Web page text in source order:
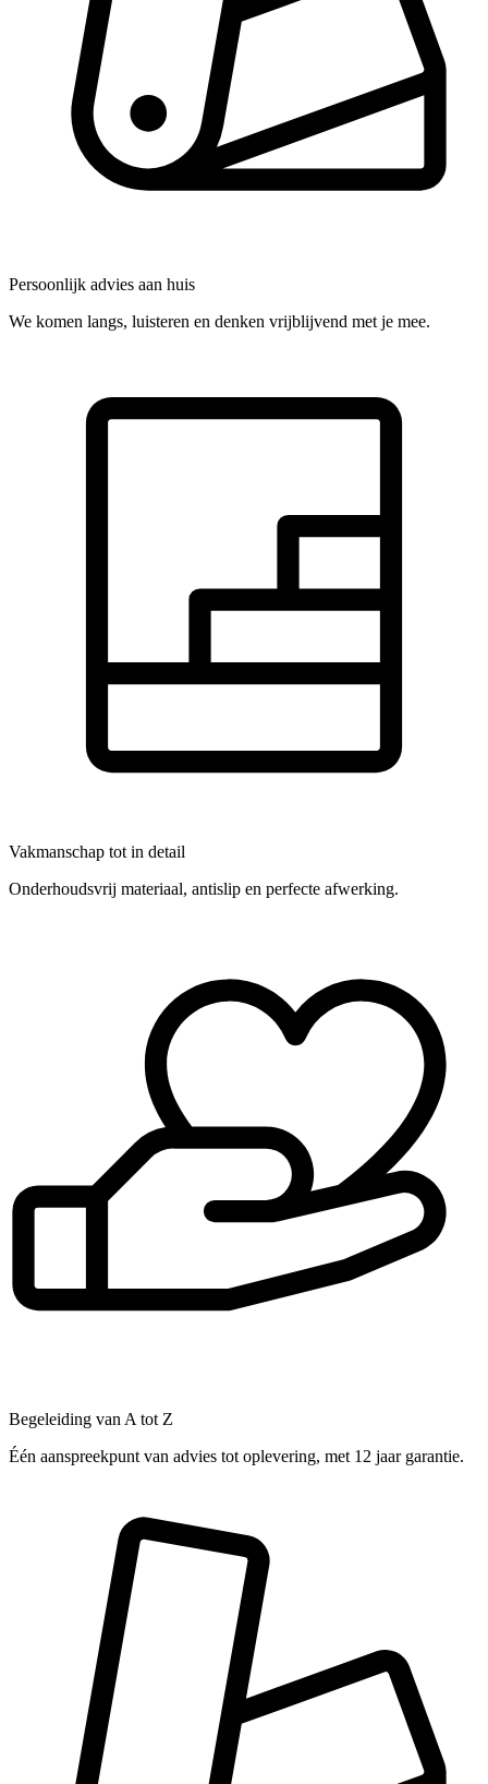
Persoonlijk advies aan huis
We komen langs, luisteren en denken vrijblijvend met je mee.
Vakmanschap tot in detail
Onderhoudsvrij materiaal, antislip en perfecte afwerking.
Begeleiding van A tot Z
Één aanspreekpunt van advies tot oplevering, met 12 jaar garantie.